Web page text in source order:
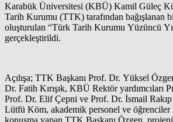
Karabük Üniversitesi (KBÜ) Kamil Güleç
Tarih Kurumu (TTK) tarafından bağışlanan
oluşturulan “Türk Tarih Kurumu Yüzüncü Yıl
gerçekleştirildi.
Açılışa; TTK Başkanı Prof. Dr. Yüksel
Dr. Fatih Kırışık, KBÜ Rektör yardımcıları
Prof. Dr. Elif Çepni ve Prof. Dr. İsmail
Lütfü Köm, akademik personel ve öğrenciler
konuşma yapan TTK Başkanı Özgen,